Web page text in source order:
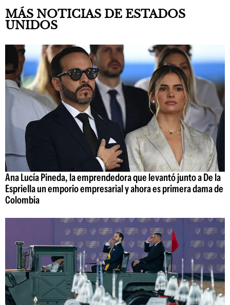
MÁS NOTICIAS DE ESTADOS
UNIDOS
Ana Lucía Pineda, la emprendedora que levantó junto a De la
Espriella un emporio empresarial y ahora es primera dama de
Colombia